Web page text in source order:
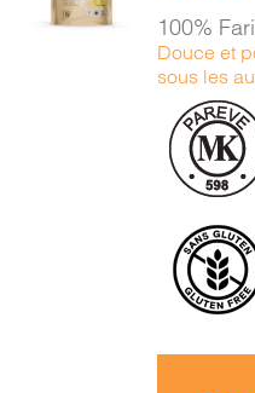
/
100%
Douce et
sous les